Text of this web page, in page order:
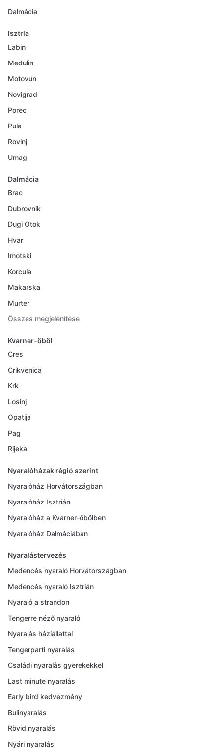
Dalmácia
Isztria
Labin
Medulin
Motovun
Novigrad
Porec
Pula
Rovinj
Umag
Dalmácia
Brac
Dubrovnik
Dugi Otok
Hvar
Imotski
Korcula
Makarska
Murter
Összes megjelenítése
Kvarner-öböl
Cres
Crikvenica
Krk
Losinj
Opatija
Pag
Rijeka
Nyaralóházak régió szerint
Nyaralóház Horvátországban
Nyaralóház Isztrián
Nyaralóház a Kvarner-öbölben
Nyaralóház Dalmáciában
Nyaralástervezés
Medencés nyaraló Horvátországban
Medencés nyaraló Isztrián
Nyaraló a strandon
Tengerre néző nyaraló
Nyaralás háziállattal
Tengerparti nyaralás
Családi nyaralás gyerekekkel
Last minute nyaralás
Early bird kedvezmény
Bulinyaralás
Rövid nyaralás
Nyári nyaralás